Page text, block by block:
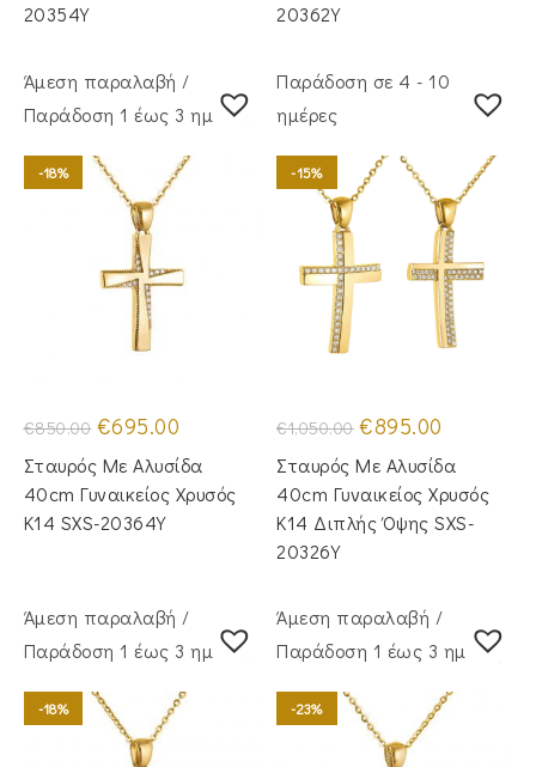
20354Y
20362Y
Άμεση παραλαβή /
Παράδoση 1 έως 3 ημέρες
-18%
€850.00 Original
price
was:
€850.00.
€695.00
τιμή
είναι:
€695.00.
Σταυρός Με Αλυσίδα
40cm Γυναικείος Χρυσός
Κ14 SXS-20364Y
Παράδοση σε 4 - 10
ημέρες
-15%
€1,050.00 Original
price
was:
€1,050.00.
€895.00
τιμή
είναι:
€895.00.
Σταυρός Με Αλυσίδα
40cm Γυναικείος Χρυσός
Κ14 Διπλής Όψης SXS-
20326Y
Άμεση παραλαβή /
Παράδoση 1 έως 3 ημέρες
-18%
Άμεση παραλαβή /
Παράδoση 1 έως 3 ημέρες
-23%